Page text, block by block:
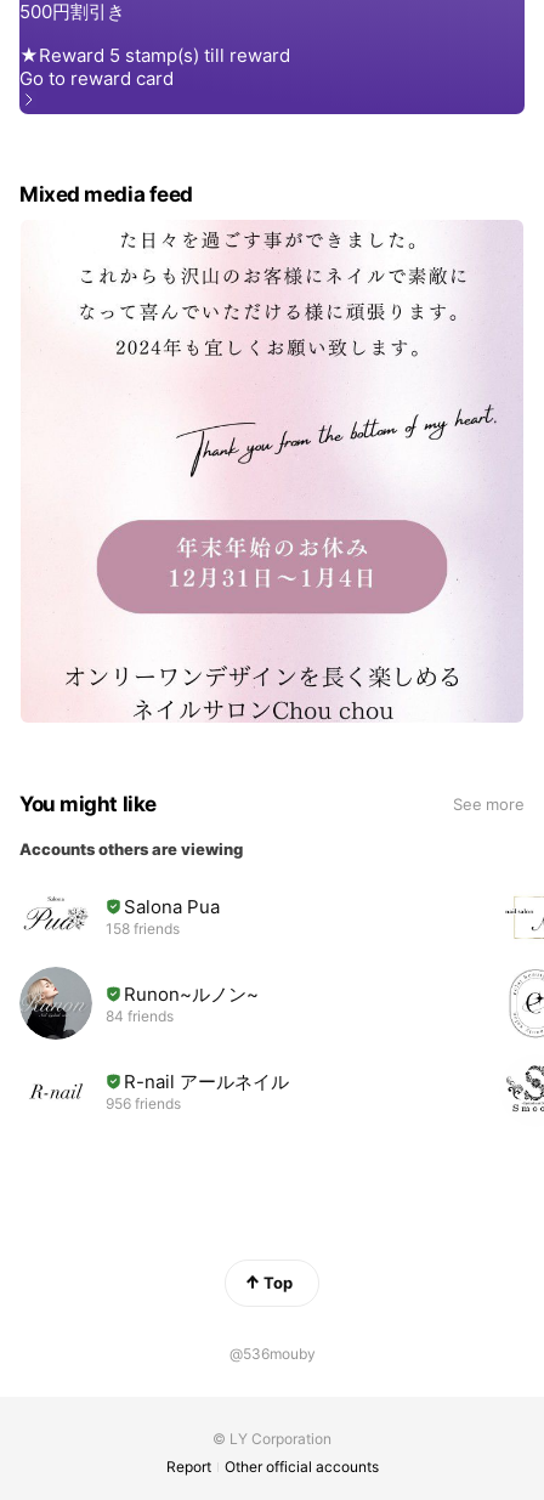
Mixed media feed
You might like See more
Accounts others are viewing
Salona Pua
158 friends
Runon~ルノン~
84 friends
R-nail アールネイル
956 friends
Top
@536mouby
© LY Corporation
Report
Other official accounts